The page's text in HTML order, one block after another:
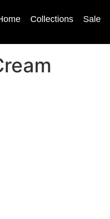
Collections Sale